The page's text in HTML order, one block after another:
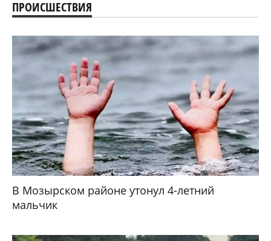
ПРОИСШЕСТВИЯ
В Мозырском районе утонул 4-летний
мальчик